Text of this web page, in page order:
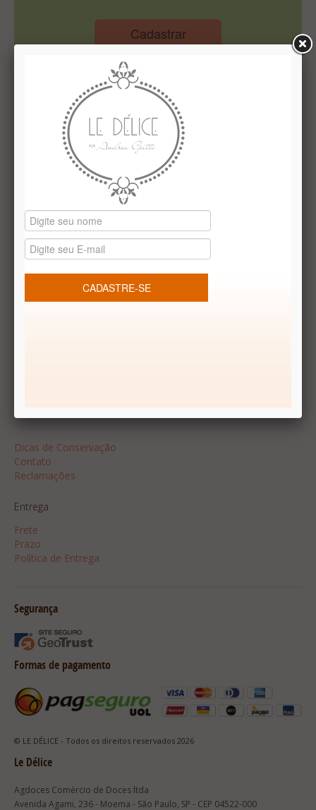
Cadastrar
Institucional
Quem Somos
Le Délice Atelier
Lista de comparação
Vale presentes
Produtos temáticos
REDES SOCIAIS
Dicas de Conservação
Contato
Reclamações
Entrega
Frete
Prazo
Política de Entrega
Segurança
Formas de pagamento
© LE DÉLICE - Todos os direitos reservados 2026
Le Délice
Agdoces Comércio de Doces ltda
Avenida Agami, 236 - Moema - São Paulo, SP - CEP 04522-000